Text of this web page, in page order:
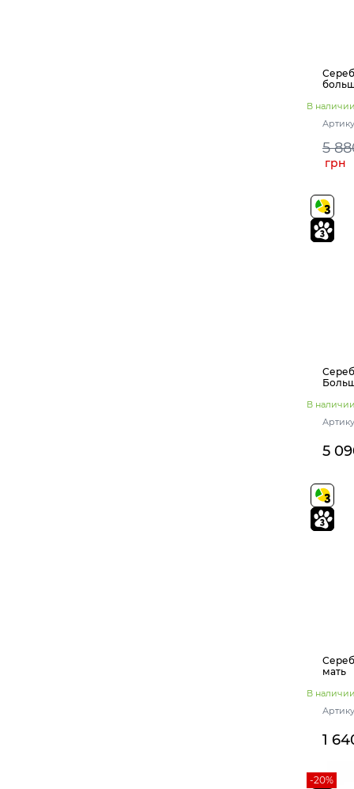
В наличии
5
грн
В наличии
5
мать
В наличии
1
-20%